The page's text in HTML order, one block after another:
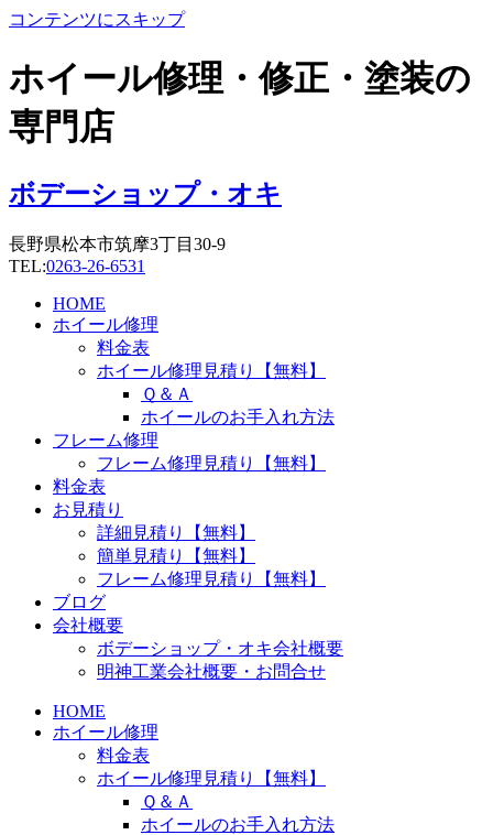
コンテンツにスキップ
ホイール修理・修正・塗装の
専門店
ボデーショップ・オキ
長野県松本市筑摩3丁目30-9
TEL:0263-26-6531
HOME
ホイール修理
料金表
ホイール修理見積り【無料】
Ｑ＆Ａ
ホイールのお手入れ方法
フレーム修理
フレーム修理見積り【無料】
料金表
お見積り
詳細見積り【無料】
簡単見積り【無料】
フレーム修理見積り【無料】
ブログ
会社概要
ボデーショップ・オキ会社概要
明神工業会社概要・お問合せ
HOME
ホイール修理
料金表
ホイール修理見積り【無料】
Ｑ＆Ａ
ホイールのお手入れ方法